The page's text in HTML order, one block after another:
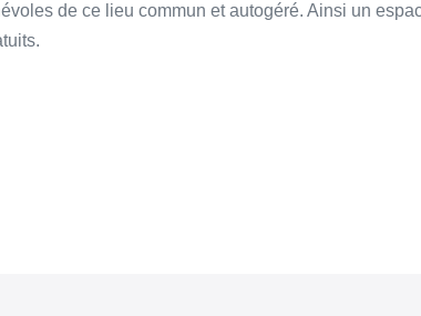
de ce lieu commun et autogéré. Ainsi un